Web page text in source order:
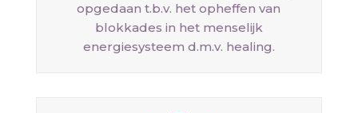
opgedaan t.b.v. het opheffen van
blokkades in het menselijk
energiesysteem d.m.v. healing.